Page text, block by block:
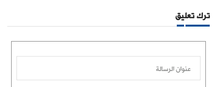
ترك تعليق
عنوان الرسالة